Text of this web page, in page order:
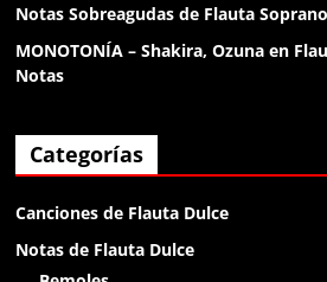
Anónimo138188
klk
buenas
Anónimo138281
Notas Sobreagudas de Flauta
MONOTONÍA – Shakira, Ozuna en
Notas
Categorías
Canciones de Flauta Dulce
Notas de Flauta Dulce